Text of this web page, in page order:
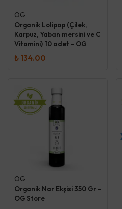
OG
Organik Lolipop (Çilek,
Karpuz, Yaban mersini ve C
Vitamini) 10 adet - OG
₺ 134.00
OG
Organik Nar Ekşisi 350 Gr -
OG Store